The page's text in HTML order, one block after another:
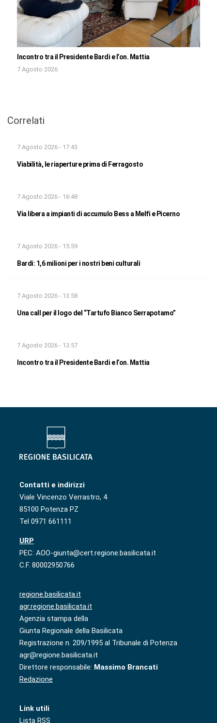
Incontro tra il Presidente Bardi e l’on. Mattia
7 Agosto 2026
Correlati
7 Agosto 2026 - 17:43
Viabilità, le riaperture prima di Ferragosto
7 Agosto 2026 - 16:48
Via libera a impianti di accumulo Bess a Melfi e Picerno
7 Agosto 2026 - 15:59
Bardi: 1,6 milioni per i nostri beni culturali
7 Agosto 2026 - 13:58
Una call per il logo del “Tartufo Bianco Serrapotamo”
7 Agosto 2026 - 13:57
Incontro tra il Presidente Bardi e l’on. Mattia
Contatti e indirizzi
Viale Vincenzo Verrastro, 4
85100 Potenza PZ
Tel 0971 661111
URP
PEC: AOO-giunta@cert.regione.basilicata.it
C.F. 80002950766
regione.basilicata.it
agr.regione.basilicata.it
Agenzia stampa della
Giunta Regionale della Basilicata
Registrazione n. 209/1995 al Tribunale di Potenza
agr@regione.basilicata.it
Direttore responsabile: Massimo Brancati
Redazione
Link utili
Lista RSS